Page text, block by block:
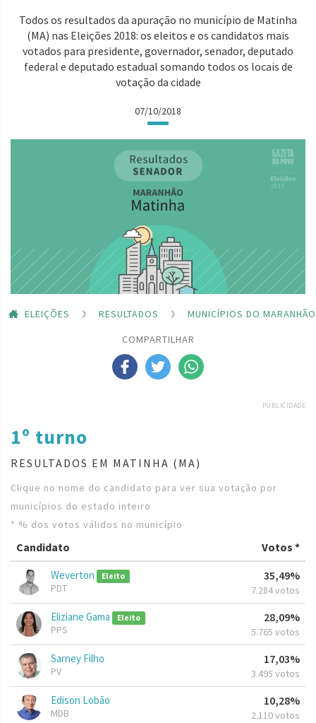
Todos os resultados da apuração no município de Matinha
(MA) nas Eleições 2018: os eleitos e os candidatos mais
votados para presidente, governador, senador, deputado
federal e deputado estadual somando todos os locais de
votação da cidade
07/10/2018
ELEIÇÕES RESULTADOS
MUNICÍPIOS DO MARANHÃO
COMPARTILHAR
PUBLICIDADE
1º turno
RESULTADOS EM MATINHA (MA)
Clique no nome do candidato para ver sua votação por
municípios do estado inteiro
* % dos votos válidos no município
Candidato Votos *
Weverton Eleito
PDT
35,49%
7.284 votos
Eliziane Gama Eleito
PPS
28,09%
5.765 votos
Sarney Filho
PV
17,03%
3.495 votos
Edison Lobão
MDB
10,28%
2.110 votos